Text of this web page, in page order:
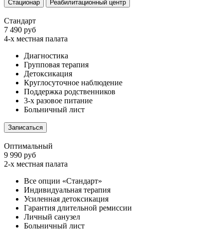
Стационар Реабилитационный центр
Стандарт
7 490 руб
4-х местная палата
Диагностика
Групповая терапия
Детоксикация
Круглосуточное наблюдение
Поддержка родственников
3-х разовое питание
Больничный лист
Записаться
Оптимальный
9 990 руб
2-х местная палата
Все опции «Стандарт»
Индивидуальная терапия
Усиленная детоксикация
Гарантия длительной ремиссии
Личный санузел
Больничный лист